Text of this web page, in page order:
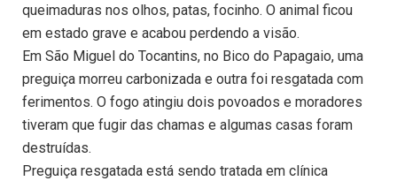
queimaduras nos olhos, patas, focinho. O animal ficou
em estado grave e acabou perdendo a visão.
Em São Miguel do Tocantins, no Bico do Papagaio, uma
preguiça morreu carbonizada e outra foi resgatada com
ferimentos. O fogo atingiu dois povoados e moradores
tiveram que fugir das chamas e algumas casas foram
destruídas.
Preguiça resgatada está sendo tratada em clínica